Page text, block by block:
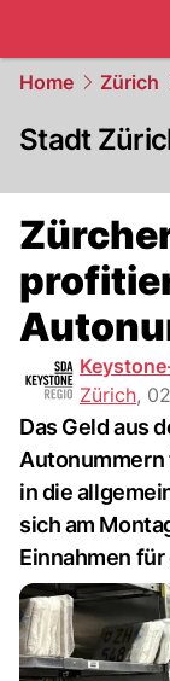
Home Zürich
Stadt
Zürich,
Das Geld aus
in die
sich am
Einnahmen